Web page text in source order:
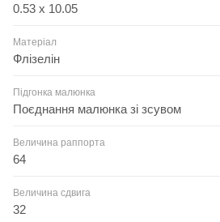
0.53 x 10.05
Матеріал
Флізелін
Підгонка малюнка
Поєднання малюнка зі зсувом
Величина раппорта
64
Величина сдвига
32